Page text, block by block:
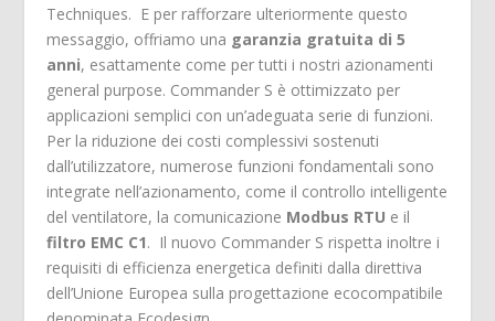
Techniques. E per rafforzare ulteriormente questo
messaggio, offriamo una garanzia gratuita di 5
anni, esattamente come per tutti i nostri azionamenti
general purpose. Commander S è ottimizzato per
applicazioni semplici con un’adeguata serie di funzioni.
Per la riduzione dei costi complessivi sostenuti
dall’utilizzatore, numerose funzioni fondamentali sono
integrate nell’azionamento, come il controllo intelligente
del ventilatore, la comunicazione Modbus RTU e il
filtro EMC C1. Il nuovo Commander S rispetta inoltre i
requisiti di efficienza energetica definiti dalla direttiva
dell’Unione Europea sulla progettazione ecocompatibile